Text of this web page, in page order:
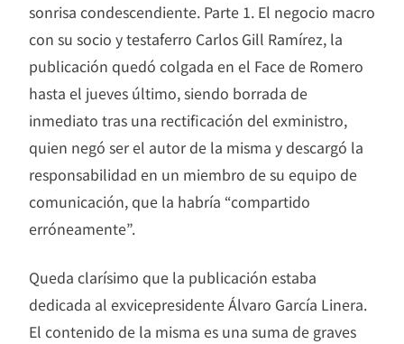
sonrisa condescendiente. Parte 1. El negocio macro
con su socio y testaferro Carlos Gill Ramírez, la
publicación quedó colgada en el Face de Romero
hasta el jueves último, siendo borrada de
inmediato tras una rectificación del exministro,
quien negó ser el autor de la misma y descargó la
responsabilidad en un miembro de su equipo de
comunicación, que la habría “compartido
erróneamente”.
Queda clarísimo que la publicación estaba
dedicada al exvicepresidente Álvaro García Linera.
El contenido de la misma es una suma de graves